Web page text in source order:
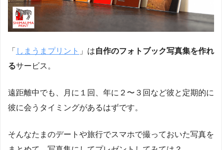
「 しまうまプリント 」は自作のフォトブック写真集を作れ
るサービス。
遠距離中でも、月に１回、年に２〜３回など彼と定期的に
彼に会うタイミングがあるはずです。
そんなたまのデートや旅行でスマホで撮っておいた写真を